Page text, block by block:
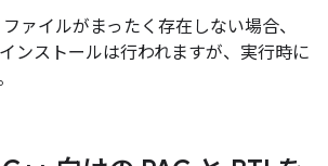
ァイルがまったく存在しない場合、
ンストールは行われますが、実行時に